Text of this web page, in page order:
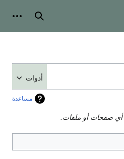
بحث
أدوات
مساعدة
أي صفحات أو ملفات.